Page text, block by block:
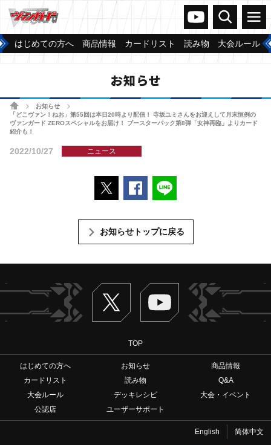
ヴァンガードch
検索 メニュー
はじめての方へ 商品情報 カードリスト 読み物 大会ルール
お知らせ
ホームお知らせ
「どこヴァン！ねお」第55回は本日20時より配信！ 寺坂ユミさんをお迎えして月末恒例の
ヴァンガード ZEROスペシャルをお届け！ ブースターパック第8弾「女神再臨」よりカード
紹介も！
2022/10/27 ニュース
ポストするFacebookでシェアする
お知らせトップに戻る
Twitter ヴァンガードch
TOP
はじめての方へ お知らせ
商品情報
カードリスト
読み物
Q&A
大会ルール
デッキレシピ
大会・イベント
公認店
ユーザーサポート
English 简体中文